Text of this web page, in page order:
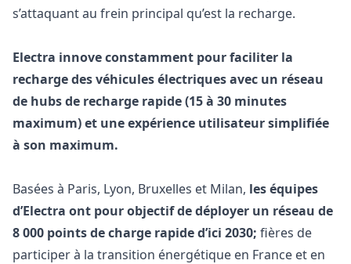
s’attaquant au frein principal qu’est la recharge.
Electra innove constamment pour faciliter la
recharge des véhicules électriques avec un réseau
de hubs de recharge rapide (15 à 30 minutes
maximum) et une expérience utilisateur simplifiée
à son maximum.
Basées à Paris, Lyon, Bruxelles et Milan, les équipes
d’Electra ont pour objectif de déployer un réseau de
8 000 points de charge rapide d’ici 2030; fières de
participer à la transition énergétique en France et en